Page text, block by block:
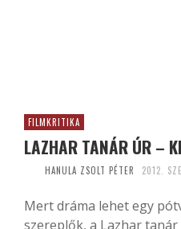
FILMKRITIKA
LAZHAR TANÁR ÚR –
HANULA ZSOLT PÉTER 2012.
Mert dráma lehet egy
szereplők, a Lazhar